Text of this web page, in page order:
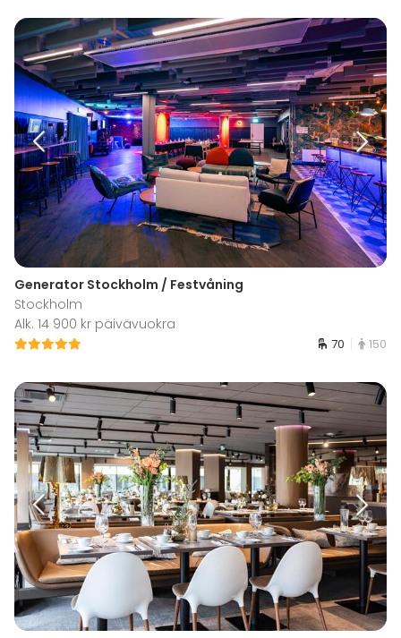
Generator Stockholm / Festvåning
Stockholm
Alk. 14 900 kr päivävuokra
70 150